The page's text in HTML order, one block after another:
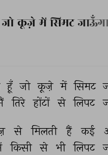
जो कूज़े में सिमट
हूँ जो कूज़े में सिमट
तिरे होंटों से लिपट
से मिलती हैं कई
किसी से भी लिपट